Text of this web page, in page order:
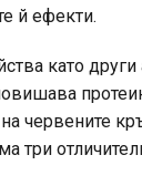
й ефекти.
като други
червените
три